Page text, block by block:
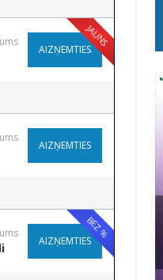
JAUNS
AIZŅEMTIES
AIZŅEMTIES
BEZ %
AIZŅEMTIES